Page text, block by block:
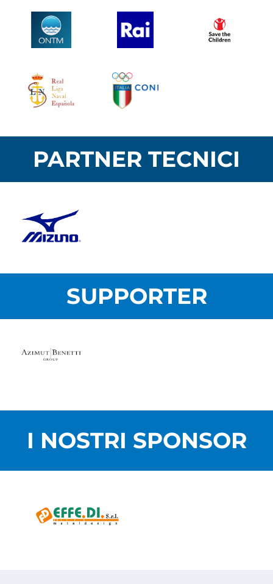
PARTNER TECNICI
SUPPORTER
I NOSTRI SPONSOR